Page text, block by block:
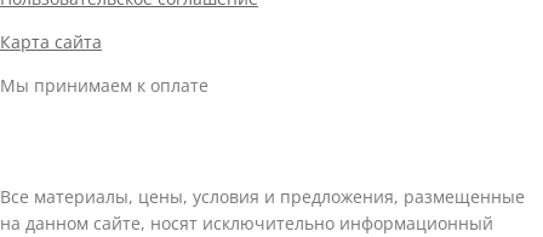
Карта сайта
Мы принимаем к оплате
Все материалы, цены, условия и предложения, размещенные
на данном сайте, носят исключительно информационный